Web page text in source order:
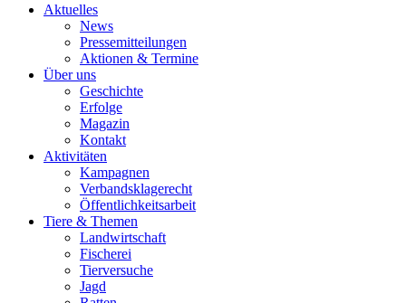
Aktuelles
News
Pressemitteilungen
Aktionen & Termine
Über uns
Geschichte
Erfolge
Magazin
Kontakt
Aktivitäten
Kampagnen
Verbandsklagerecht
Öffentlichkeitsarbeit
Tiere & Themen
Landwirtschaft
Fischerei
Tierversuche
Jagd